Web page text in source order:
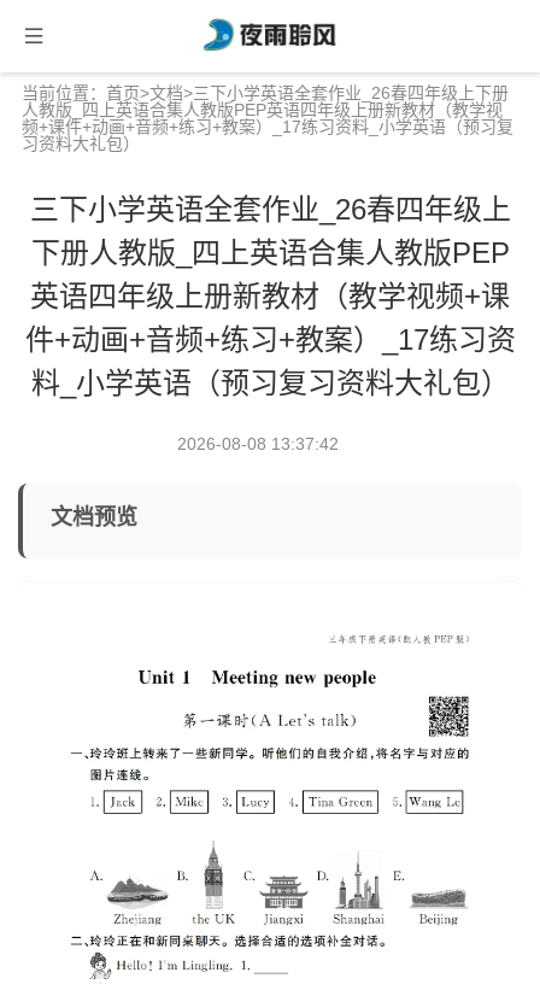
当前位置： 首页>文档>三下小学英语全套作业_26春四年级上下册
人教版_四上英语合集人教版PEP英语四年级上册新教材（教学视
频+课件+动画+音频+练习+教案）_17练习资料_小学英语（预习复
习资料大礼包）
三下小学英语全套作业_26春四年级上
下册人教版_四上英语合集人教版PEP
英语四年级上册新教材（教学视频+课
件+动画+音频+练习+教案）_17练习资
料_小学英语（预习复习资料大礼包）
2026-08-08 13:37:42
文档预览